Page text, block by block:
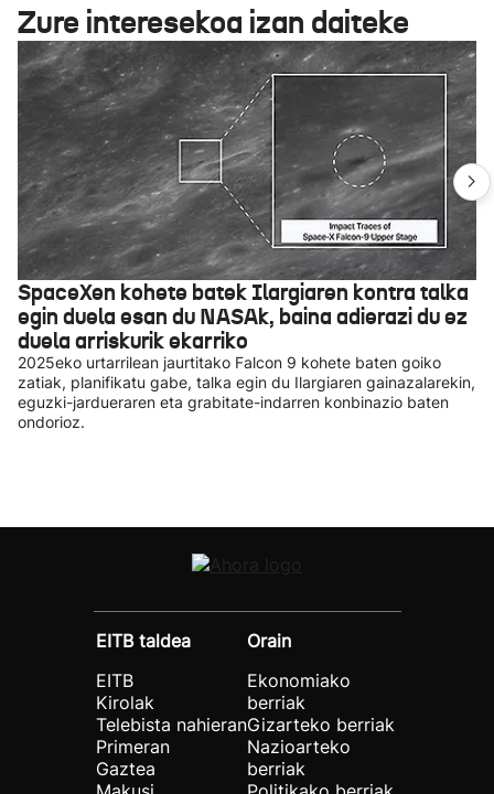
Zure interesekoa izan daiteke
SpaceXen kohete batek Ilargiaren kontra talka
egin duela esan du NASAk, baina adierazi du ez
duela arriskurik ekarriko
2025eko urtarrilean jaurtitako Falcon 9 kohete baten goiko
zatiak, planifikatu gabe, talka egin du Ilargiaren gainazalarekin,
eguzki-jardueraren eta grabitate-indarren konbinazio baten
ondorioz.
EITB taldea
EITB
Kirolak
Telebista nahieran
Primeran
Gaztea
Orain
Ekonomiako
berriak
Gizarteko berriak
Nazioarteko
berriak